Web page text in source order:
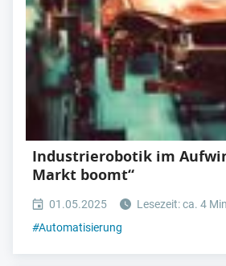
Industrierobotik im
Markt boomt“
01.05.2025
Lesezeit: ca. 4
#Automatisierung